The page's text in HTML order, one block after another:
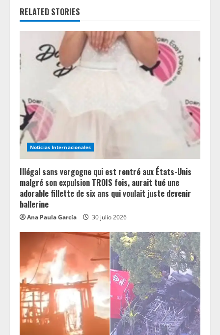
e
R
e
a
d
i
n
g
RELATED STORIES
Noticias Internacionales
Illégal sans vergogne qui est rentré aux États-Unis
malgré son expulsion TROIS fois, aurait tué une
adorable fillette de six ans qui voulait juste devenir
ballerine
Ana Paula García 30 julio 2026